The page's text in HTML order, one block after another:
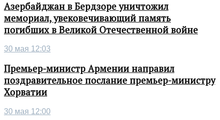
Азербайджан в Бердзоре уничтожил
мемориал, увековечивающий память
погибших в Великой Отечественной войне
30 мая 12:03
Премьер-министр Армении направил
поздравительное послание премьер-министру
Хорватии
30 мая 12:00